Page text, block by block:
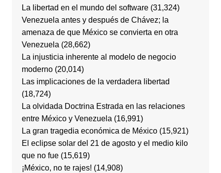
La libertad en el mundo del software (31,324)
Venezuela antes y después de Chávez; la
amenaza de que México se convierta en otra
Venezuela (28,662)
La injusticia inherente al modelo de negocio
moderno (20,014)
Las implicaciones de la verdadera libertad
(18,724)
La olvidada Doctrina Estrada en las relaciones
entre México y Venezuela (16,991)
La gran tragedia económica de México (15,921)
El eclipse solar del 21 de agosto y el medio kilo
que no fue (15,619)
¡México, no te rajes! (14,908)